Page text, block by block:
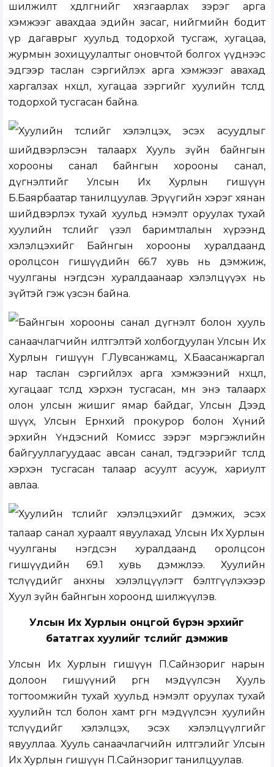
шилжилт хөдөлгөөнийг хязгаарлах зэрэг арга
хэмжээг авахдаа эдийн засаг, нийгмийн бодит
үр дагаврыг хуульд тодорхой тусгаж, хугацаа,
журмын зохицуулалтыг оновчтой болгох үүднээс
эдгээр таслан сэргийлэх арга хэмжээг авахад
харгалзах нөхцөл, хугацаа зэргийг хуулийн төсөлд
тодорхой тусгасан байна.
Хуулийн төслийг хэлэлцэх, эсэх асуудлыг
шийдвэрлэсэн талаарх Хууль зүйн байнгын
хорооны санал байнгын хорооны санал,
дүгнэлтийг Улсын Их Хурлын гишүүн
Б.Баярбаатар танилцуулав. Эрүүгийн хэрэг хянан
шийдвэрлэх тухай хуульд нэмэлт оруулах тухай
хуулийн төслийг үзэл баримтлалын хүрээнд
хэлэлцэхийг
Байнгын хорооны хуралдаанд
оролцсон гишүүдийн 66.7 хувь нь дэмжиж,
чуулганы нэгдсэн хуралдаанаар хэлэлцүүэх нь
зүйтэй гэж үзсэн байна.
Байнгын хорооны санал дүгнэлт болон хууль
санаачлагчийн илтгэлтэй холбогдуулан Улсын Их
Хурлын гишүүн Г.Лувсанжамц, Х.Баасанжаргал
нар таслан сэргийлэх арга хэмжээний нөхцөл,
хугацааг төсөлд хэрхэн тусгасан, мөн энэ талаарх
олон улсын жишиг ямар байдаг, Улсын Дээд
шүүх, Улсын Ерөнхий прокурор болон Хүний
эрхийн Үндэсний Комисс зэрэг мэргэжлийн
байгууллагуудаас авсан санал, тэдгээрийг төсөлд
хэрхэн тусгасан талаар асуулт асууж, хариулт
авлаа.
Хуулийн төслийг хэлэлцэхийг дэмжих, эсэх
талаар санал хураалт явуулахад Улсын Их Хурлын
чуулганы нэгдсэн хуралдаанд оролцсон
гишүүдийн
69.1 хувь дэмжлээ. Хуулийн
төслүүдийг
анхны хэлэлцүүлэгт бэлтгүүлэхээр
Хуул зүйн байнгын хороонд шилжүүлэв.
Улсын Их Хурлын онцгой бүрэн эрхийг
бататгах хуулийг төслийг дэмжив
Улсын Их Хурлын гишүүн П.Сайнзориг нарын
долоон гишүүний өргөн мэдүүлсэн Хууль
тогтоомжийн тухай хуульд нэмэлт оруулах тухай
хуулийн төсөл болон хамт өргөн мэдүүлсэн хуулийн
төслүүдийг хэлэлцэх, эсэх хэлэлцүүлгийг
явууллаа. Хууль санаачлагчийн илтгэлийг Улсын
Их Хурлын гишүүн П.Сайнзориг танилцуулав.